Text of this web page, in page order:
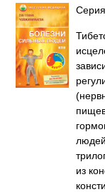
из